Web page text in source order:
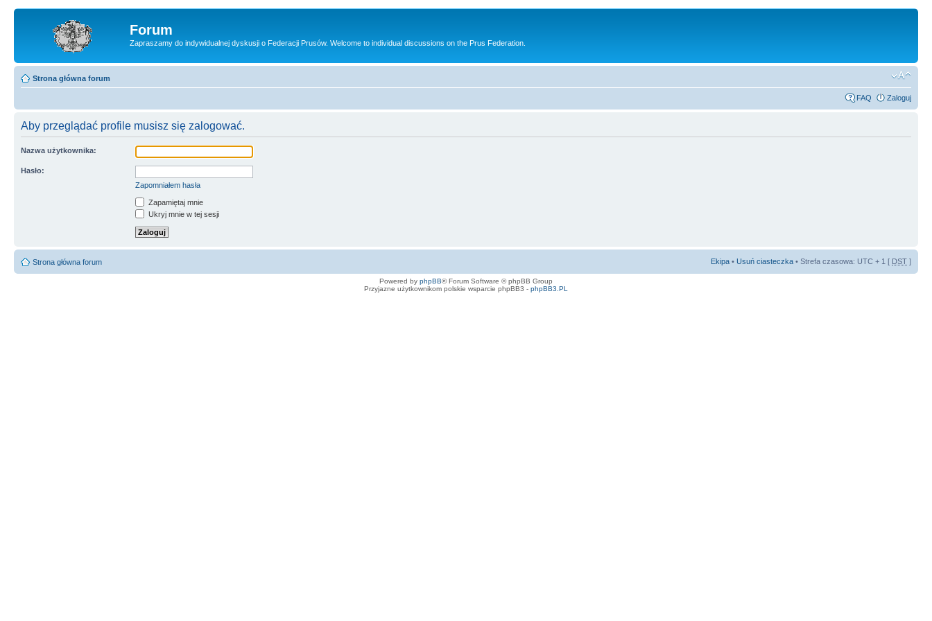
Forum
Zapraszamy do indywidualnej dyskusji o Federacji Prusów. Welcome to individual discussions on the Prus Federation.
Strona główna forum
FAQ Zaloguj
Aby przeglądać profile musisz się zalogować.
Nazwa użytkownika:
Hasło:
Zapomniałem hasła
Zapamiętaj mnie
Ukryj mnie w tej sesji
Strona główna forum Ekipa • Usuń ciasteczka • Strefa czasowa: UTC + 1 [ DST ]
Powered by phpBB® Forum Software © phpBB Group
Przyjazne użytkownikom polskie wsparcie phpBB3 - phpBB3.PL